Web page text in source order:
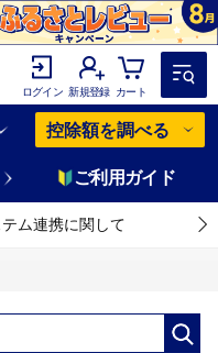
ログイン 新規登録 カート
控除額を調べる
ご利用ガイド
ム連携に関して